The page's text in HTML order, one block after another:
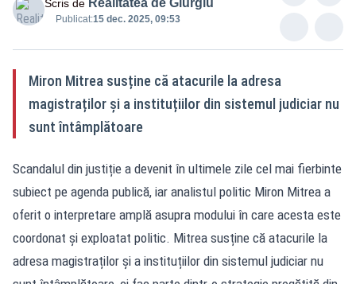
Scris de
Publicat:15 dec. 2025, 09:53
Miron Mitrea susține că atacurile la adresa
magistraților și a instituțiilor din sistemul judiciar nu
sunt întâmplătoare
Scandalul din justiție a devenit în ultimele zile cel mai fierbinte
subiect pe agenda publică, iar analistul politic Miron Mitrea a
oferit o interpretare amplă asupra modului în care acesta este
coordonat și exploatat politic. Mitrea susține că atacurile la
adresa magistraților și a instituțiilor din sistemul judiciar nu